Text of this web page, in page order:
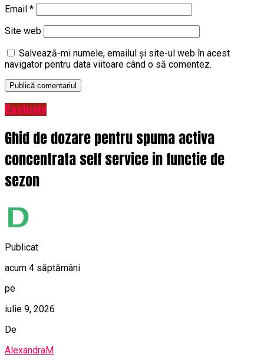
Email *
Site web
Salvează-mi numele, emailul și site-ul web în acest
navigator pentru data viitoare când o să comentez.
Exclusiv
Ghid de dozare pentru spuma activa
concentrata self service in functie de
sezon
Publicat
acum 4 săptămâni
pe
iulie 9, 2026
De
AlexandraM